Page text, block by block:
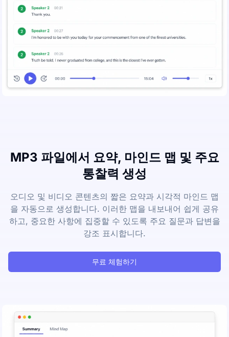
MP3 파일에서 요약, 마인드 맵 및 주요
통찰력 생성
오디오 및 비디오 콘텐츠의 짧은 요약과 시각적 마인드 맵
을 자동으로 생성합니다. 이러한 맵을 내보내어 쉽게 공유
하고, 중요한 사항에 집중할 수 있도록 주요 질문과 답변을
강조 표시합니다.
무료 체험하기